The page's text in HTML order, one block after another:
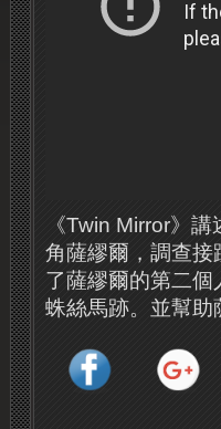
《Twin Mirror》
角薩繆爾，調查接
了薩繆爾的第二個
蛛絲馬跡。並幫助